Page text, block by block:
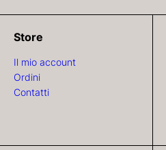
Store
Il mio account
Ordini
Contatti